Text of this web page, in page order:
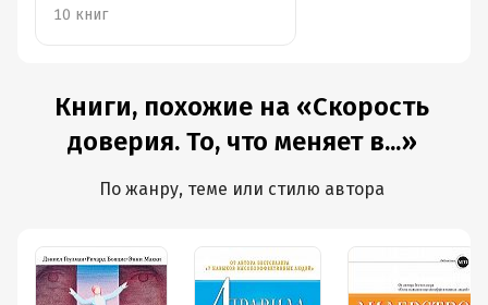
10 книг
Книги, похожие на «Скорость
доверия. То, что меняет в...»
По жанру, теме или стилю автора